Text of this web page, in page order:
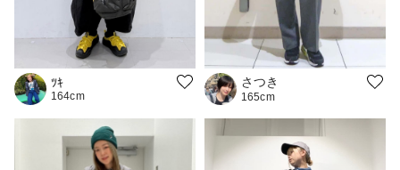
ﾂｷ
164cm
さつき
165cm